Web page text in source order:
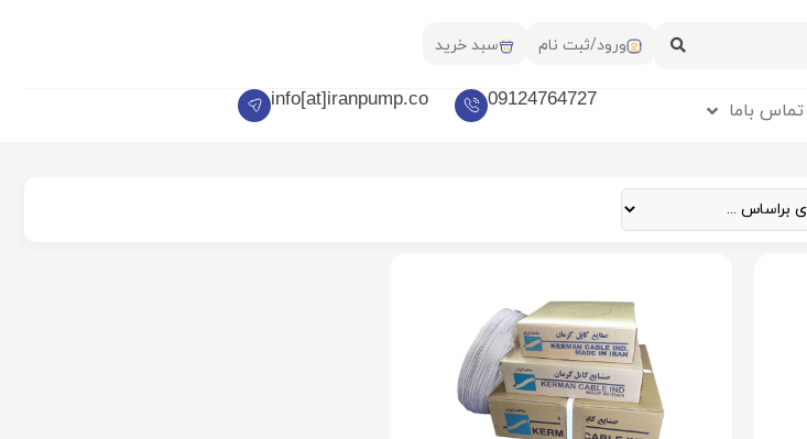
ورود/ثبت نام سبد خرید
تماس باما
09124764727
info[at]iranpump.co